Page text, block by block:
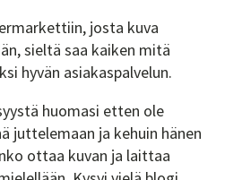
josta kuva
sieltä saa kaiken mitä
hyvän asiakaspalvelun.
huomasi etten ole
juttelemaan ja kehuin hänen
ottaa kuvan ja laittaa